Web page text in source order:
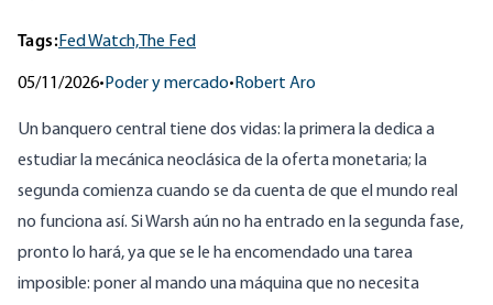
Tags:Fed Watch, The Fed
05/11/2026• Poder y mercado• Robert Aro
Un banquero central tiene dos vidas: la primera la dedica a
estudiar la mecánica neoclásica de la oferta monetaria; la
segunda comienza cuando se da cuenta de que el mundo real
no funciona así. Si Warsh aún no ha entrado en la segunda fase,
pronto lo hará, ya que se le ha encomendado una tarea
imposible: poner al mando una máquina que no necesita